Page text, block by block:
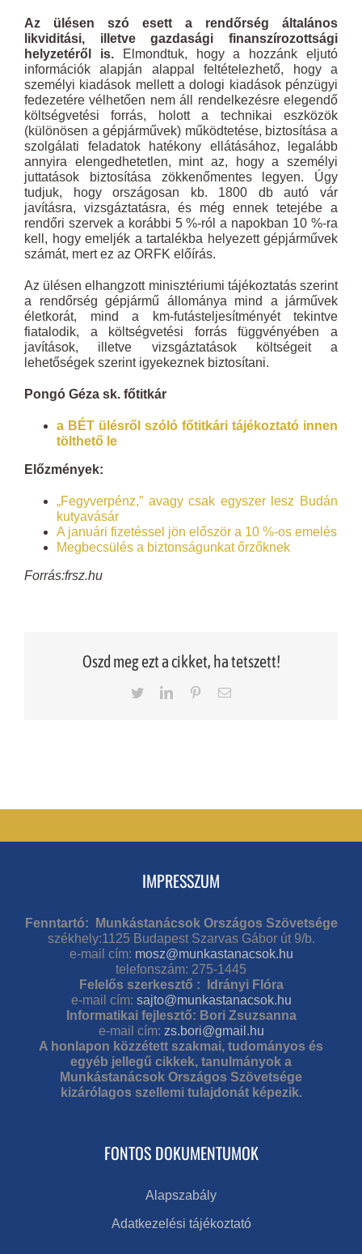
Az ülésen szó esett a rendőrség általános
likviditási, illetve gazdasági finanszírozottsági
helyzetéről is.Elmondtuk, hogy a hozzánk eljutó
információk alapján alappal feltételezhető, hogy a
személyi kiadások mellett a dologi kiadások pénzügyi
fedezetére vélhetően nem áll rendelkezésre elegendő
költségvetési forrás, holott a technikai eszközök
(különösen a gépjárművek) működtetése, biztosítása a
szolgálati feladatok hatékony ellátásához, legalább
annyira elengedhetetlen, mint az, hogy a személyi
juttatások biztosítása zökkenőmentes legyen. Úgy
tudjuk, hogy országosan kb. 1800 db autó vár
javításra, vizsgáztatásra, és még ennek tetejébe a
rendőri szervek a korábbi 5 %-ról a napokban 10 %-ra
kell, hogy emeljék a tartalékba helyezett gépjárművek
számát, mert ez az ORFK előírás.
Az ülésen elhangzott minisztériumi tájékoztatás szerint
a rendőrség gépjármű állománya mind a járművek
életkorát, mind a km-futásteljesítményét tekintve
fiatalodik, a költségvetési forrás függvényében a
javítások, illetve vizsgáztatások költségeit a
lehetőségek szerint igyekeznek biztosítani.
Pongó Géza sk. főtitkár
a BÉT ülésről szóló főtitkári tájékoztató innen
tölthető le
Előzmények:
„Fegyverpénz,” avagy csak egyszer lesz Budán
kutyavásár
A januári fizetéssel jön először a 10 %-os emelés
Megbecsülés a biztonságunkat őrzőknek
Forrás:frsz.hu
Oszd meg ezt a cikket, ha tetszett!
TwitterLinkedInPinterestEmail
IMPRESSZUM
Fenntartó: Munkástanácsok Országos Szövetsége
székhely:1125 Budapest Szarvas Gábor út 9/b.
e-mail cím: mosz@munkastanacsok.hu
telefonszám: 275-1445
Felelős szerkesztő : Idrányi Flóra
e-mail cím: sajto@munkastanacsok.hu
Informatikai fejlesztő: Bori Zsuzsanna
e-mail cím: zs.bori@gmail.hu
A honlapon közzétett szakmai, tudományos és
egyéb jellegű cikkek, tanulmányok a
Munkástanácsok Országos Szövetsége
kizárólagos szellemi tulajdonát képezik.
FONTOS DOKUMENTUMOK
Alapszabály
Adatkezelési tájékoztató